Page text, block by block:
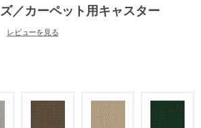
／カーペット用キャスター
レビューを見る